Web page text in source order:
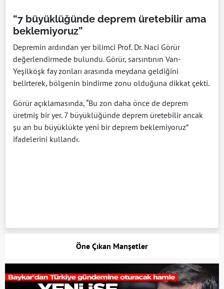
“7 büyüklüğünde deprem üretebilir ama
beklemiyoruz”
Depremin ardından yer bilimci Prof. Dr. Naci Görür
değerlendirmede bulundu. Görür, sarsıntının Van-
Yeşilköşk fay zonları arasında meydana geldiğini
belirterek, bölgenin bindirme zonu olduğuna dikkat çekti.
Görür açıklamasında, “Bu zon daha önce de deprem
üretmiş bir yer. 7 büyüklüğünde deprem üretebilir ancak
şu an bu büyüklükte yeni bir deprem beklemiyoruz”
ifadelerini kullandı.
Öne Çıkan Manşetler